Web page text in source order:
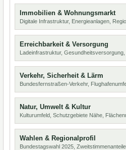
Immobilien & Wohnungsmarkt
Digitale Infrastruktur, Energieanlagen,
Erreichbarkeit & Versorgung
Ladeinfrastruktur,
Verkehr, Sicherheit & Lärm
Bundesfernstraßen-Verkehr,
Natur, Umwelt & Kultur
Kulturumfeld, Schutzgebiete Nähe,
Wahlen & Regionalprofil
Bundestagswahl 2025,